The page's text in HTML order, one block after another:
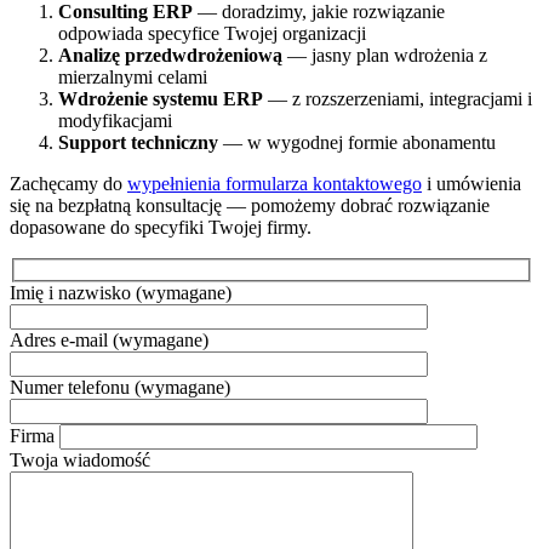
Consulting ERP — doradzimy, jakie rozwiązanie
odpowiada specyfice Twojej organizacji
Analizę przedwdrożeniową — jasny plan wdrożenia z
mierzalnymi celami
Wdrożenie systemu ERP — z rozszerzeniami, integracjami i
modyfikacjami
Support techniczny — w wygodnej formie abonamentu
Zachęcamy do wypełnienia formularza kontaktowego i umówienia
się na bezpłatną konsultację — pomożemy dobrać rozwiązanie
dopasowane do specyfiki Twojej firmy.
Imię i nazwisko (wymagane)
Adres e-mail (wymagane)
Numer telefonu (wymagane)
Firma
Twoja wiadomość